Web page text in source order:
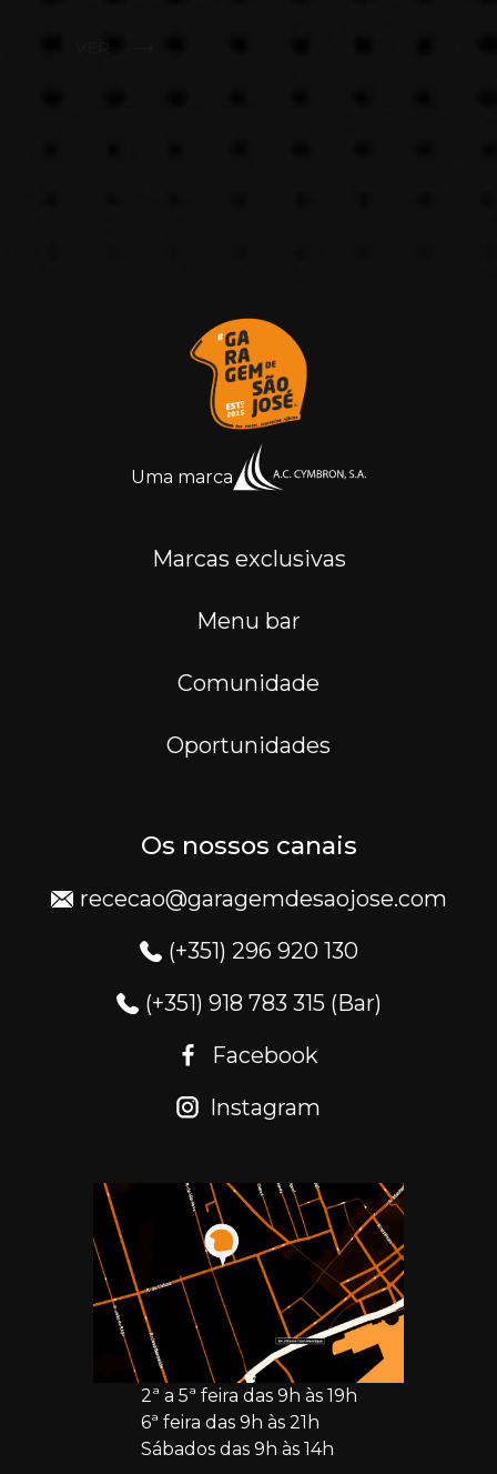
VER
Uma marca
Marcas exclusivas
Menu bar
Comunidade
Oportunidades
Os nossos canais
rececao@garagemdesaojose.com
(+351) 296 920 130
(+351) 918 783 315 (Bar)
Facebook
Instagram
2ª a 5ª feira das 9h às 19h
6ª feira das 9h às 21h
Sábados das 9h às 14h